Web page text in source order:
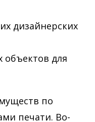
дизайнерских
для
по
печати. Во-